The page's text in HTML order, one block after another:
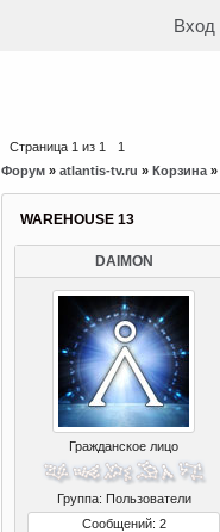
Вход
Страница 1 из 1 1
Форум » atlantis-tv.ru » Корзина »
WAREHOUSE 13
DAIMON
Гражданское лицо
Группа: Пользователи
Сообщений: 2